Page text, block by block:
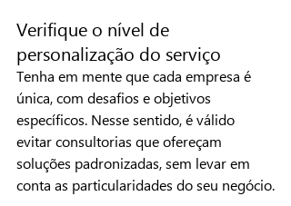
Verifique o nível de
personalização do serviço
Tenha em mente que cada empresa é
única, com desafios e objetivos
específicos. Nesse sentido, é válido
evitar consultorias que ofereçam
soluções padronizadas, sem levar em
conta as particularidades do seu negócio.